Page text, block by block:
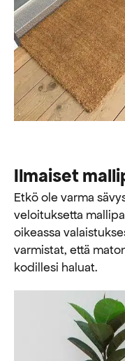
Ilmaiset
Etkö ole varma
veloituksetta
oikeassa
varmistat, että
kodillesi haluat.